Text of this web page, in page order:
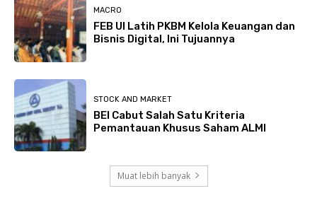
MACRO
FEB UI Latih PKBM Kelola Keuangan dan
Bisnis Digital, Ini Tujuannya
STOCK AND MARKET
BEI Cabut Salah Satu Kriteria
Pemantauan Khusus Saham ALMI
Muat lebih banyak